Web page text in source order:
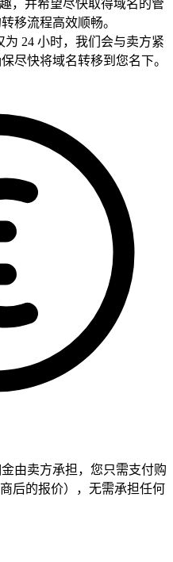
，并希望尽快取得域名的管
移流程高效顺畅。
为 24 小时，我们会与卖方紧
尽快将域名转移到您名下。
由卖方承担，您只需支付购
后的报价），无需承担任何